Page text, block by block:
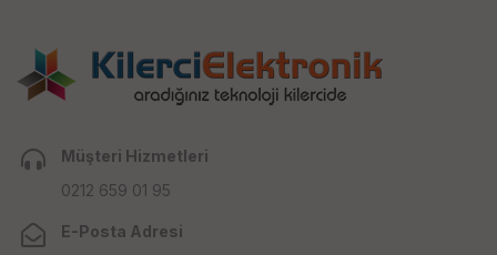
Müşteri Hizmetleri
0212 659 01 95
E-Posta Adresi